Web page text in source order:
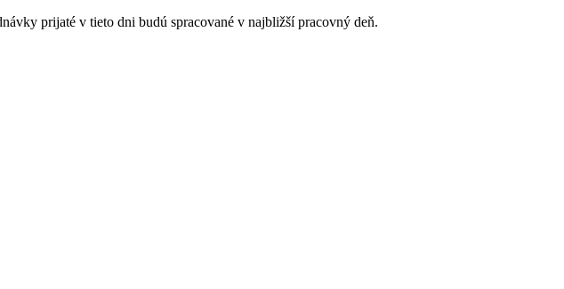
prijaté v tieto dni budú spracované v najbližší pracovný deň.